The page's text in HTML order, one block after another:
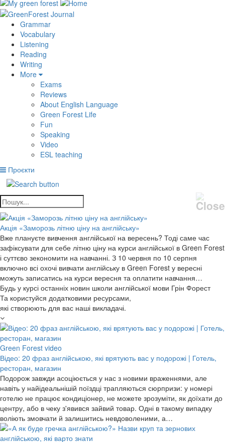
Grammar
Vocabulary
Listening
Reading
Writing
More
Exams
Reviews
About English Language
Green Forest Life
Fun
Speaking
Video
ESL teaching
Проєкти
Акція «Заморозь літню ціну на англійську»
Вже плануєте вивчення англійської на вересень? Тоді саме час
зафіксувати для себе літню ціну на курси англійської в Green Forest
і суттєво зекономити на навчанні. З 10 червня по 10 серпня
включно всі охочі вивчати англійську в Green Forest у вересні
можуть записатись на курси вересня та оплатити навчання…
Будь у курсі останніх новин школи англійської мови Грін Форест
Та користуйся додатковими ресурсами,
які створюють для вас наші викладачі.
Green Forest video
Відео: 20 фраз англійською, які врятують вас у подорожі | Готель,
ресторан, магазин
Подорож завжди асоціюється у нас з новими враженнями, але
навіть у найідеальнішій поїздці трапляються сюрпризи: у номері
готелю не працює кондиціонер, не можете зрозуміти, як доїхати до
центру, або в чеку з'явився зайвий товар. Одні в такому випадку
воліють змовчати й залишитись невдоволеними, а…